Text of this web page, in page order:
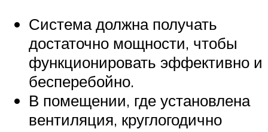
Система должна получать
достаточно мощности, чтобы
функционировать эффективно и
бесперебойно.
В помещении, где установлена
вентиляция, круглогодично